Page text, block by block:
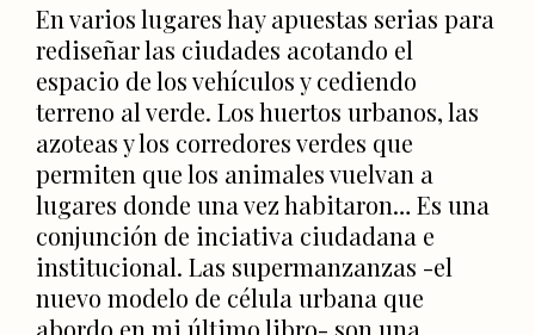
En varios lugares hay apuestas serias para
rediseñar las ciudades acotando el
espacio de los vehículos y cediendo
terreno al verde. Los huertos urbanos, las
azoteas y los corredores verdes que
permiten que los animales vuelvan a
lugares donde una vez habitaron… Es una
conjunción de inciativa ciudadana e
institucional. Las supermanzanzas -el
nuevo modelo de célula urbana que
abordo en mi último libro- son una